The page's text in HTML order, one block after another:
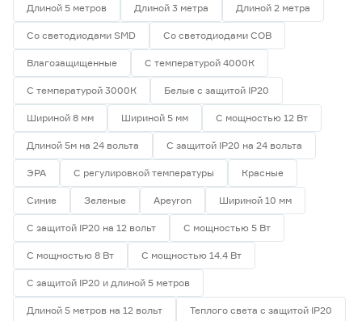
2700-3000 (теплый)
3000 (теплый)
3800-4200 (дневной)
4000 (нейтральный)
Ещё 4
Степень защиты (IP)
20 33 65
68
Длина (м)
1 1,2
Длиной 5 метров Длиной 3 метра Длиной 2 метра
Со светодиодами SMD Со светодиодами СОВ
Влагозащищенные С температурой 4000К
С температурой 3000К Белые с защитой IP20
Шириной 8 мм Шириной 5 мм С мощностью 12 Вт
Длиной 5м на 24 вольта С защитой IP20 на 24 вольта
ЭРА С регулировкой температуры Красные
Синие Зеленые Apeyron Шириной 10 мм
С защитой IP20 на 12 вольт С мощностью 5 Вт
С мощностью 8 Вт С мощностью 14.4 Вт
С защитой IP20 и длиной 5 метров
Длиной 5 метров на 12 вольт Теплого света с защитой IP20